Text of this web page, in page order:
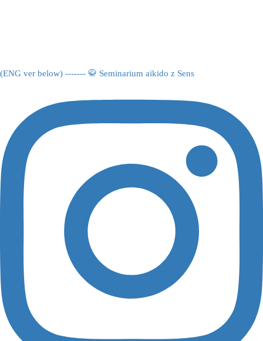
(ENG ver below) ------- 🥋 Seminarium aikido z Sens